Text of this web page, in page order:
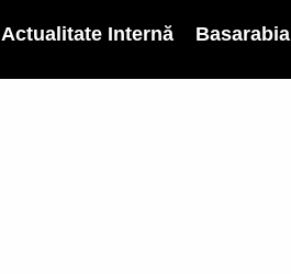
Actualitate Internă Basarabia